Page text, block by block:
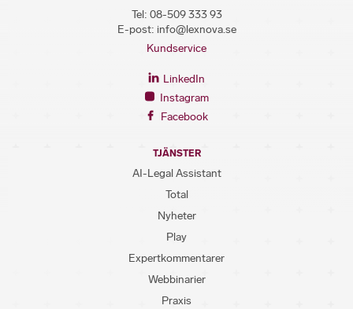
Tel: 08-509 333 93
E-post: info@lexnova.se
Kundservice
LinkedIn
Instagram
Facebook
TJÄNSTER
AI-Legal Assistant
Total
Nyheter
Play
Expertkommentarer
Webbinarier
Praxis